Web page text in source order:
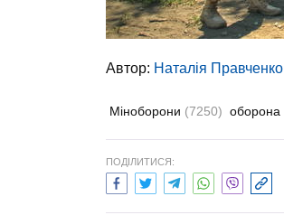
Автор: Наталія Правченко
Міноборони (7250) оборона
ПОДІЛИТИСЯ: